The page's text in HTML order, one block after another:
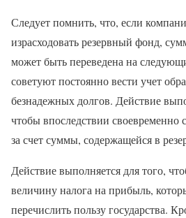
Следует помнить, что, если
израсходовать резервный фонд,
может быть переведена на
советуют постоянно вести учет
безнадежных долгов. Действие
чтобы впоследствии своевременно
за счет суммы, содержащейся в
Действие выполняется для того,
величину налога на прибыль,
перечислить пользу государства.